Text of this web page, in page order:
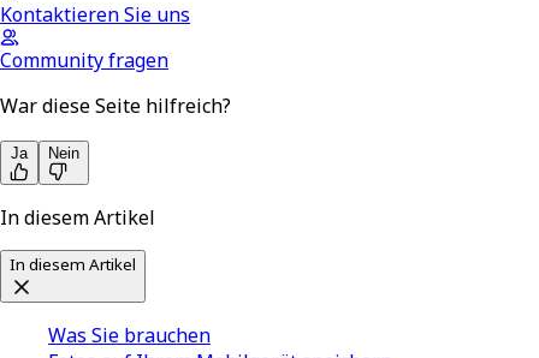
Kontaktieren Sie uns
Community fragen
War diese Seite hilfreich?
Ja Nein
In diesem Artikel
In diesem Artikel
Was Sie brauchen